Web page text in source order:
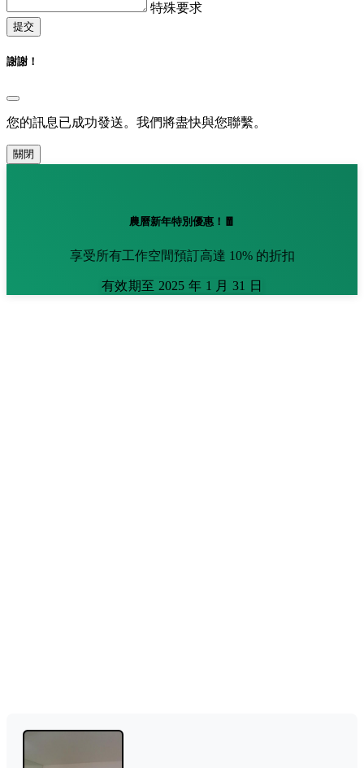
特殊要求
提交
謝謝！
您的訊息已成功發送。我們將盡快與您聯繫。
關閉
農曆新年特別優惠！🧧
享受所有工作空間預訂高達 10% 的折扣
有效期至 2025 年 1 月 31 日